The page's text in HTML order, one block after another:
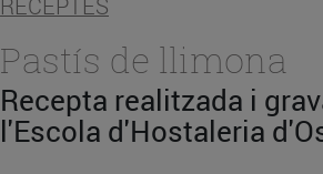
RECEPTES
Pastís de llimona
Recepta realitzada i
l'Escola d'Hostaleria